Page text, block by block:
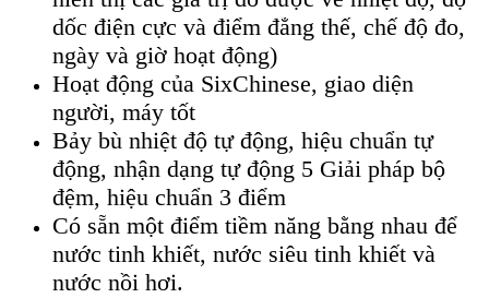
dốc điện cực và điểm đẳng thế, chế độ đo,
ngày và giờ hoạt động)
Hoạt động của SixChinese, giao diện
người, máy tốt
Bảy bù nhiệt độ tự động, hiệu chuẩn tự
động, nhận dạng tự động 5 Giải pháp bộ
đệm, hiệu chuẩn 3 điểm
Có sẵn một điểm tiềm năng bằng nhau để
nước tinh khiết, nước siêu tinh khiết và
nước nồi hơi.